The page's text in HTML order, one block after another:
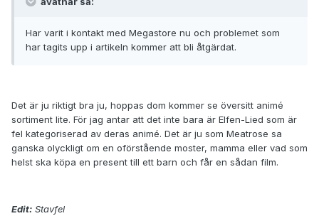
Har varit i kontakt med Megastore nu och problemet som
har tagits upp i artikeln kommer att bli åtgärdat.
Det är ju riktigt bra ju, hoppas dom kommer se översitt animé
sortiment lite. För jag antar att det inte bara är Elfen-Lied som är
fel kategoriserad av deras animé. Det är ju som Meatrose sa
ganska olyckligt om en oförstående moster, mamma eller vad som
helst ska köpa en present till ett barn och får en sådan film.
Edit: Stavfel